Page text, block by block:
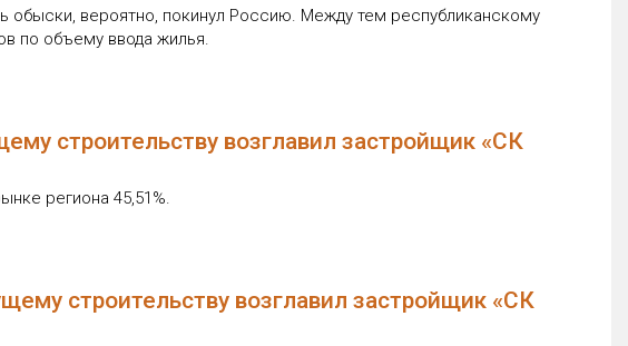
обыски, вероятно, покинул Россию. Между тем республиканскому
по объему ввода жилья.
строительству возглавил застройщик «СК
региона 45,51%.
строительству возглавил застройщик «СК